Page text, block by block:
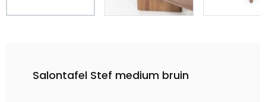
Salontafel Stef medium bruin